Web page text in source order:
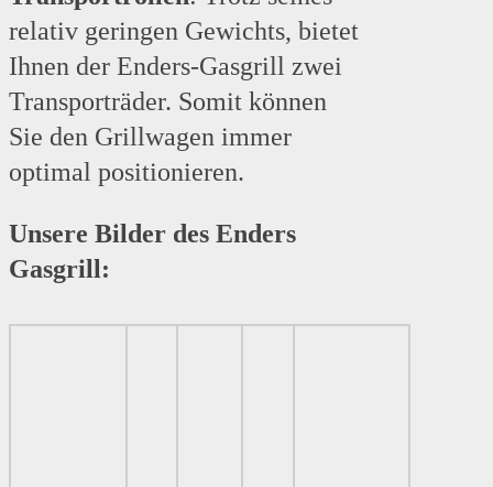
relativ geringen Gewichts, bietet
Ihnen der Enders-Gasgrill zwei
Transporträder. Somit können
Sie den Grillwagen immer
optimal positionieren.
Unsere Bilder des Enders
Gasgrill: